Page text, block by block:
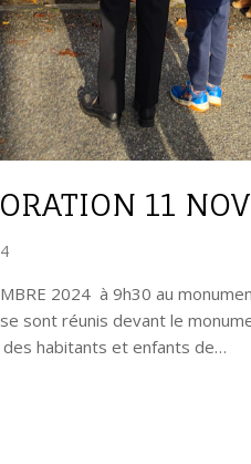
11
2024 à 9h30 au
sont réunis devant le
habitants et enfants de…